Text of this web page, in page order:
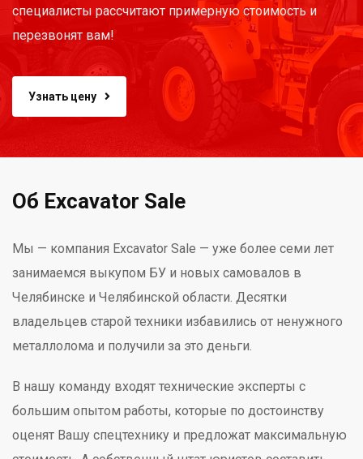
специалисты рассчитают примерную стоимость и
перезвонят вам!
Узнать цену
Об Excavator Sale
Мы — компания Excavator Sale — уже более семи лет
занимаемся выкупом БУ и новых самовалов в
Челябинске и Челябинской области. Десятки
владельцев старой техники избавились от ненужного
металлолома и получили за это деньги.
В нашу команду входят технические эксперты с
большим опытом работы, которые по достоинству
оценят Вашу спецтехнику и предложат максимальную